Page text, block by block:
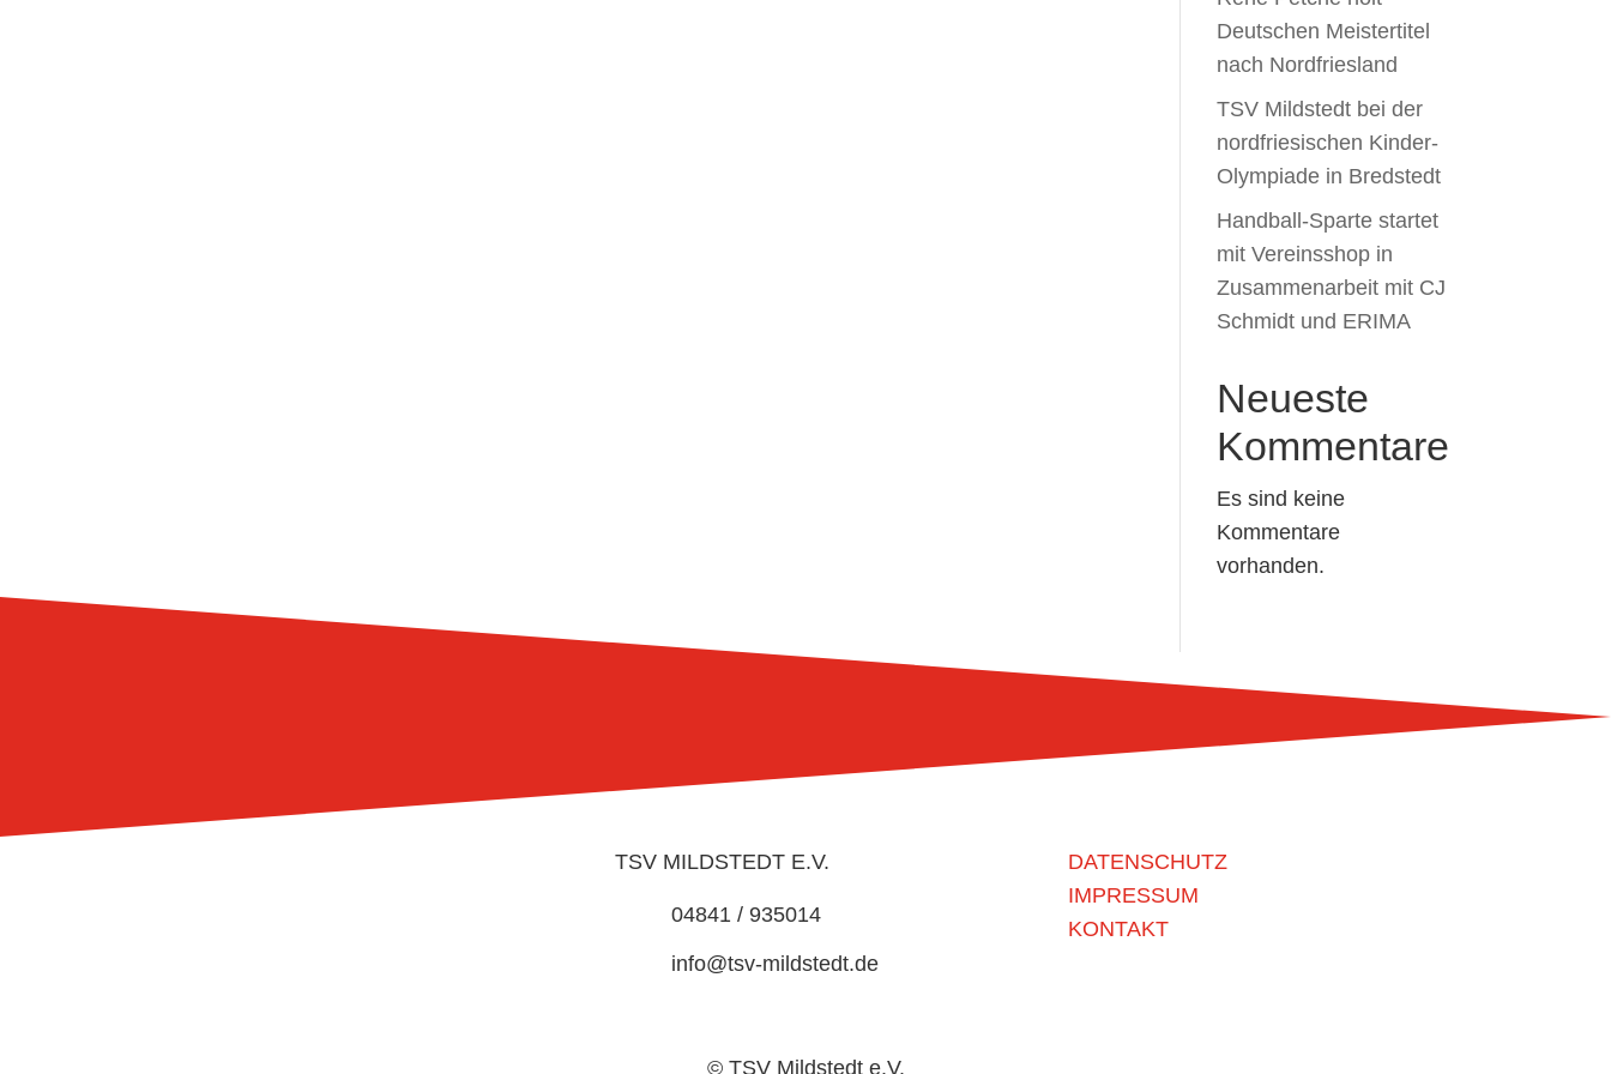
Deutschen Meistertitel
nach Nordfriesland
TSV Mildstedt bei der
nordfriesischen Kinder-
Olympiade in Bredstedt
Handball-Sparte startet
mit Vereinsshop in
Zusammenarbeit mit CJ
Schmidt und ERIMA
Neueste
Kommentare
Es sind keine
Kommentare
vorhanden.
TSV MILDSTEDT E.V.
04841 / 935014
info@tsv-mildstedt.de
DATENSCHUTZ
IMPRESSUM
KONTAKT
© TSV Mildstedt e.V.